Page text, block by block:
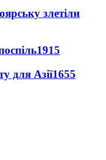
злетіли
1915
для Азії1655